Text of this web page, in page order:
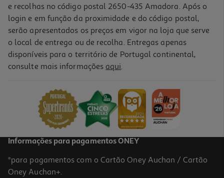
Meias Eu Sinto Raiva Tamanho 31-35
e recolhas no código postal 2650-435 Amadora. Após o
login e em função da proximidade e do código postal,
serão apresentados os preços em vigor na loja que serve
o local de entrega ou de recolha. Entregas apenas
disponíveis para o território de Portugal continental,
consulte mais informações aqui.
Informações para pagamentos ONEY
*para pagamentos com o Cartão Oney Auchan / Cartão
Oney Auchan+.